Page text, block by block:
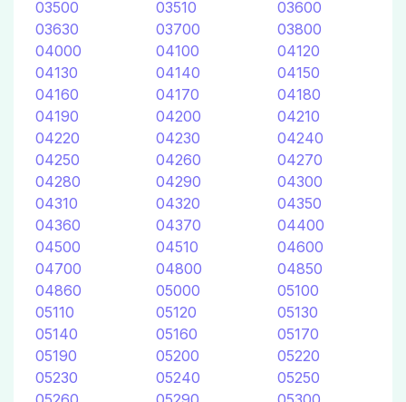
03500
03510
03600
03630
03700
03800
04000
04100
04120
04130
04140
04150
04160
04170
04180
04190
04200
04210
04220
04230
04240
04250
04260
04270
04280
04290
04300
04310
04320
04350
04360
04370
04400
04500
04510
04600
04700
04800
04850
04860
05000
05100
05110
05120
05130
05140
05160
05170
05190
05200
05220
05230
05240
05250